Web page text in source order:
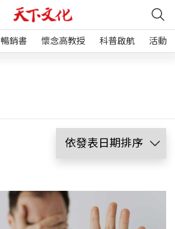
暢銷書 懷念高教授 科普啟航 活動